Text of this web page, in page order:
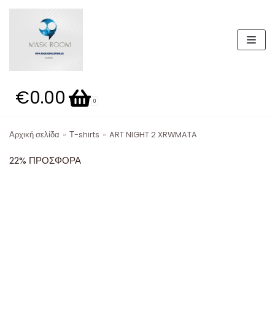
περιεχόμενο
€0.00 0
Καλάθι
Αρχική σελίδα » Τ-shirts » ART NIGHT 2 XRWMATA
22% ΠΡΟΣΦΟΡΑ